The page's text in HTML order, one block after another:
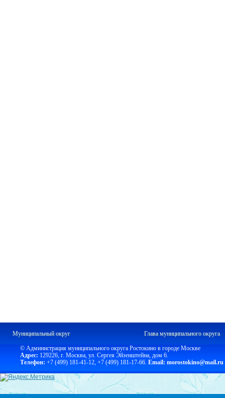
Муниципальный округ Глава муниципального округа
© Администрация муниципального округа Ростокино в городе Москве
Адрес: 129226, г. Москва, ул. Сергея Эйзенштейна, дом 6.
Телефон: +7 (499) 181-41-12, +7 (499) 181-17-66. Email: morostokino@mail.ru